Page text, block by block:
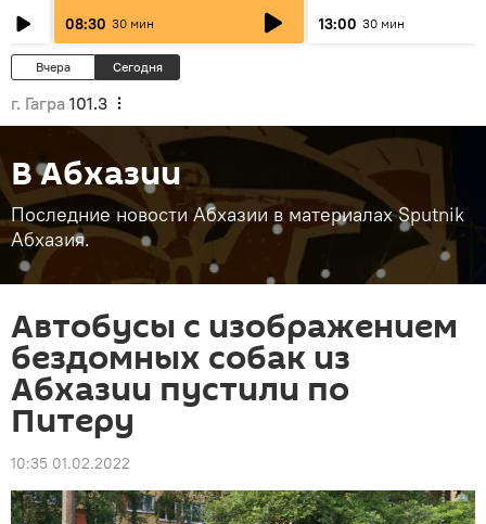
08:30 30 мин 13:00 30 мин
Вчера Сегодня
г. Гагра 101.3
В Абхазии
Последние новости Абхазии в материалах Sputnik
Абхазия.
Автобусы с изображением
бездомных собак из
Абхазии пустили по
Питеру
10:35 01.02.2022